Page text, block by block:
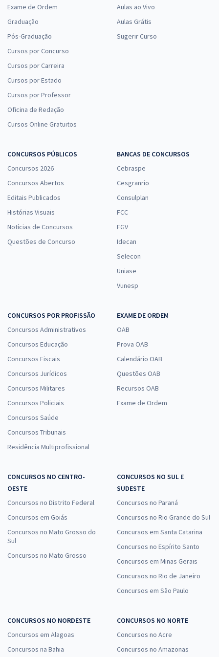
Exame de Ordem
Graduação
Pós-Graduação
Cursos por Concurso
Cursos por Carreira
Cursos por Estado
Cursos por Professor
Oficina de Redação
Cursos Online Gratuitos
Aulas ao Vivo
Aulas Grátis
Sugerir Curso
CONCURSOS PÚBLICOS
Concursos 2026
Concursos Abertos
Editais Publicados
Histórias Visuais
Notícias de Concursos
Questões de Concurso
BANCAS DE CONCURSOS
Cebraspe
Cesgranrio
Consulplan
FCC
FGV
Idecan
Selecon
Uniase
Vunesp
CONCURSOS POR PROFISSÃO
Concursos Administrativos
Concursos Educação
Concursos Fiscais
Concursos Jurídicos
Concursos Militares
Concursos Policiais
Concursos Saúde
Concursos Tribunais
Residência Multiprofissional
EXAME DE ORDEM
OAB
Prova OAB
Calendário OAB
Questões OAB
Recursos OAB
Exame de Ordem
CONCURSOS NO CENTRO-
OESTE
Concursos no Distrito Federal
Concursos em Goiás
Concursos no Mato Grosso do
Sul
Concursos no Mato Grosso
CONCURSOS NO SUL E
SUDESTE
Concursos no Paraná
Concursos no Rio Grande do Sul
Concursos em Santa Catarina
Concursos no Espírito Santo
Concursos em Minas Gerais
Concursos no Rio de Janeiro
Concursos em São Paulo
CONCURSOS NO NORDESTE
Concursos em Alagoas
Concursos na Bahia
CONCURSOS NO NORTE
Concursos no Acre
Concursos no Amazonas